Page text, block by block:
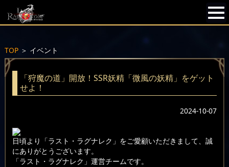
TOP＞ イベント
「狩魔の道」開放！SSR妖精「微風の妖精」をゲット
せよ！
2024-10-07
日頃より「ラスト・ラグナレク」をご愛顧いただきまして、誠
にありがとうございます。
「ラスト・ラグナレク」運営チームです。